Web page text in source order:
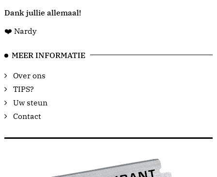
Dank jullie allemaal!
❤️ Nardy
MEER INFORMATIE
Over ons
TIPS?
Uw steun
Contact